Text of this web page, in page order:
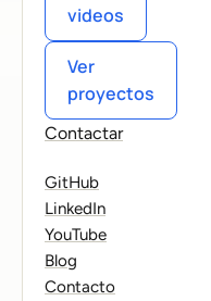
videos
Ver
proyectos
Contactar
GitHub
LinkedIn
YouTube
Blog
Contacto